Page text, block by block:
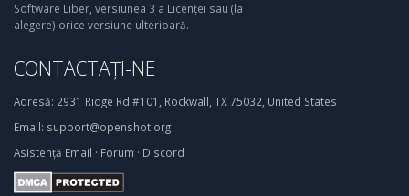
Software Liber, versiunea 3 a Licenței sau (la
alegere) orice versiune ulterioară.
CONTACTAȚI-NE
Adresă: 2931 Ridge Rd #101, Rockwall, TX 75032, United States
Email: support@openshot.org
Asistență Email · Forum · Discord